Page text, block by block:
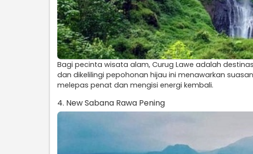
Bagi pecinta wisata alam, Curug Lawe adalah
dan dikelilingi pepohonan hijau ini menawarkan
melepas penat dan mengisi energi kembali.
4. New Sabana Rawa Pening